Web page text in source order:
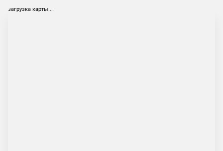
загрузка карты...